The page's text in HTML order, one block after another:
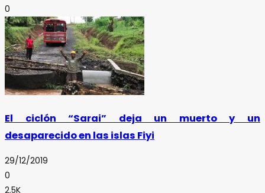
0
El ciclón “Sarai” deja un muerto y un
desaparecido en las islas Fiyi
29/12/2019
0
2.5K